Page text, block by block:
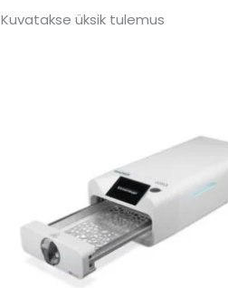
Kuvatakse üksik tulemus